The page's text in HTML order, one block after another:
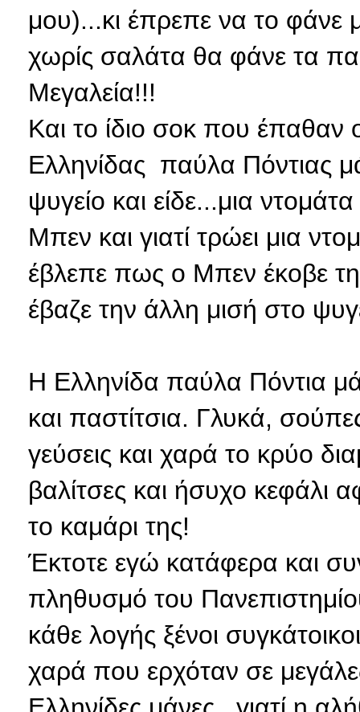
μου)...κι έπρεπε να το φάνε
χωρίς σαλάτα θα φάνε τα
Μεγαλεία!!!
Και το ίδιο σοκ που έπαθαν
Ελληνίδας παύλα Πόντιας
ψυγείο και είδε...μια
Μπεν και γιατί τρώει μια
έβλεπε πως ο Μπεν έκοβε
έβαζε την άλλη μισή στο
Η Ελληνίδα παύλα Πόντια
και παστίτσια. Γλυκά,
γεύσεις και χαρά το κρύο
βαλίτσες και ήσυχο κεφάλι
το καμάρι της!
Έκτοτε εγώ κατάφερα και
πληθυσμό του
κάθε λογής ξένοι
χαρά που ερχόταν σε